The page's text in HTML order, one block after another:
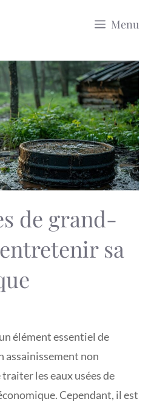
Menu
de grand-
sa
élément essentiel de
assainissement non
les eaux usées de
Cependant, il est